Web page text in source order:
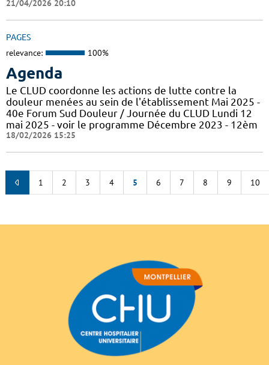
21/04/2026 20:10
PAGES
relevance: 100%
Agenda
Le CLUD coordonne les actions de lutte contre la
douleur menées au sein de l'établissement Mai 2025 -
40e Forum Sud Douleur / Journée du CLUD Lundi 12
mai 2025 - voir le programme Décembre 2023 - 12èm
18/02/2026 15:25
1 2 3 4 5 6 7 8 9 10